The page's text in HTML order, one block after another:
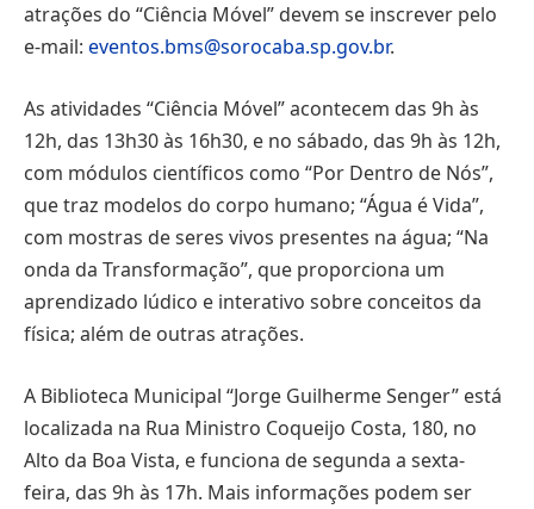
atrações do “Ciência Móvel” devem se inscrever pelo
e-mail: eventos.bms@sorocaba.sp.gov.br.
As atividades “Ciência Móvel” acontecem das 9h às
12h, das 13h30 às 16h30, e no sábado, das 9h às 12h,
com módulos científicos como “Por Dentro de Nós”,
que traz modelos do corpo humano; “Água é Vida”,
com mostras de seres vivos presentes na água; “Na
onda da Transformação”, que proporciona um
aprendizado lúdico e interativo sobre conceitos da
física; além de outras atrações.
A Biblioteca Municipal “Jorge Guilherme Senger” está
localizada na Rua Ministro Coqueijo Costa, 180, no
Alto da Boa Vista, e funciona de segunda a sexta-
feira, das 9h às 17h. Mais informações podem ser